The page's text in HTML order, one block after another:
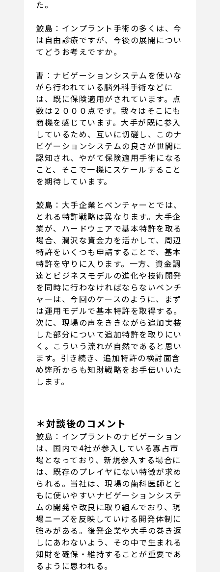
た。
鮫島：インプラント手術の多くは、今
は自由診療ですが、今後の展開につい
てどうお考えですか。
曺：ナビゲーションシステムを使いな
がら行われている脳外科手術などに
は、既に保険適用がされています。点
数は２０００点です。我々はそこにも
商機を感じています。大手が既に参入
しているため、互いに切磋し、このナ
ビゲーションシステムの良さが世間に
認知され、やがて保険適用手術になる
こと、そこで一機にスケールすること
を期待しています。
鮫島：大手企業とベンチャーとでは、
とれる特許戦略は異なります。大手企
業が、ハードウェアで基本特許を取る
場合、潤沢な資金力を活かして、周辺
特許をいくつも申請することで、基本
特許を守りに入ります。一方、資金調
達とビジネスモデルの進化や技術開発
を同時に行わなければならないベンチ
ャーは、今回のケースのように、まず
は運用モデルで基本特許を取得する。
次に、現場の声をききながら追加実装
した部分について追加特許を取りにい
く。こういう流れが自然であると思い
ます。引き続き、追加特許の検討面含
め弊所からも知財戦略をお手伝いいた
します。
＊対談後のコメント
鮫島：インプラントのナビゲーション
は、国内で4社が参入している寡占市
場となっており、新規参入する場合に
は、既存のプレイヤにない特徴が求め
られる。当社は、現場の歯科医師とと
もに使いやすいナビゲーションシステ
ムの開発や改良に取り組んでおり、現
場ニーズを反映していける開発体制に
強みがある。後発企業や大手の巻き返
しにあわないよう、その中で生まれる
知財を確保・維持することが重要であ
るように思われる。